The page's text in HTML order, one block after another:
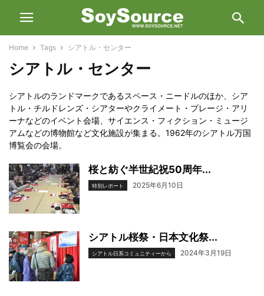
Home Tags シアトル・センター
シアトル・センター
シアトルのランドマークであるスペース・ニードルのほか、シア
トル・チルドレンズ・シアターやクライメート・プレージ・アリ
ーナなどのイベント会場、サイエンス・フィクション・ミュージ
アムなどの博物館など文化施設が集まる。1962年のシアトル万国
博覧会の会場。
桜と紡ぐ半世紀祝50周年...
特別レポート 2025年6月10日
シアトル桜祭・日本文化祭...
シアトル日系コミュニティーから 2024年3月19日